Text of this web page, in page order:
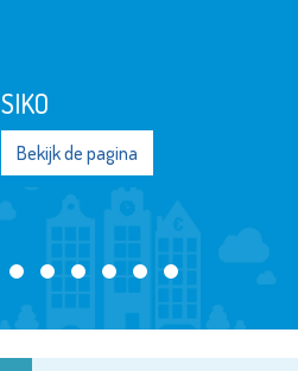
SIKO
Bekijk de pagina